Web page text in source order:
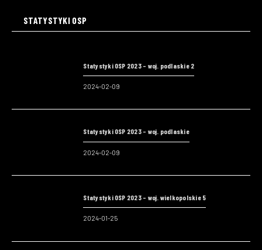
STATYSTYKI OSP
Statystyki OSP 2023 – woj. podlaskie 2
2024-02-09
Statystyki OSP 2023 – woj. podlaskie
2024-02-09
Statystyki OSP 2023 – woj. wielkopolskie 5
2024-01-25